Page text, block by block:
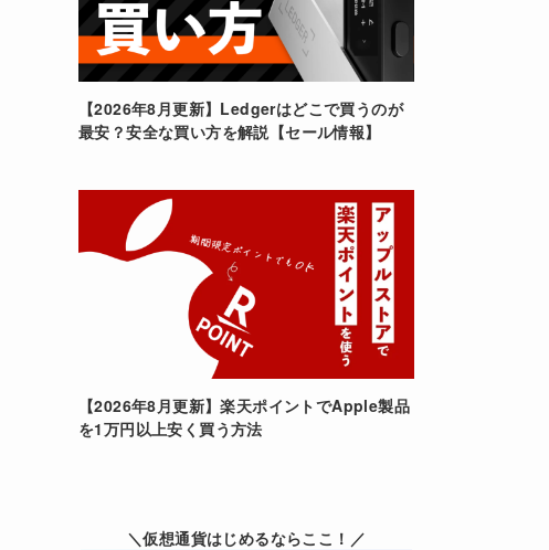
【2026年8月更新】Ledgerはどこで買うのが
最安？安全な買い方を解説【セール情報】
【2026年8月更新】楽天ポイントでApple製品
を1万円以上安く買う方法
＼仮想通貨はじめるならここ！／